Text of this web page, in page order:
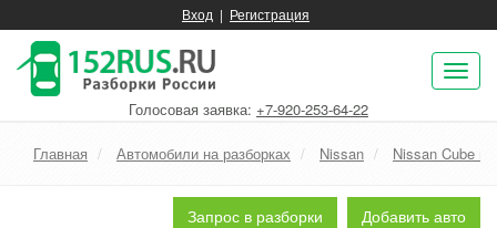
Вход | Регистрация
Голосовая заявка: +7-920-253-64-22
Главная Автомобили на разборках Nissan Nissan Cube
Запрос в разборки Добавить авто